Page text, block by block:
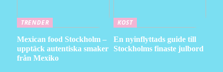
TRENDER
Mexican food Stockholm –
upptäck autentiska smaker
från Mexiko
KOST
En nyinflyttads guide till
Stockholms finaste julbord